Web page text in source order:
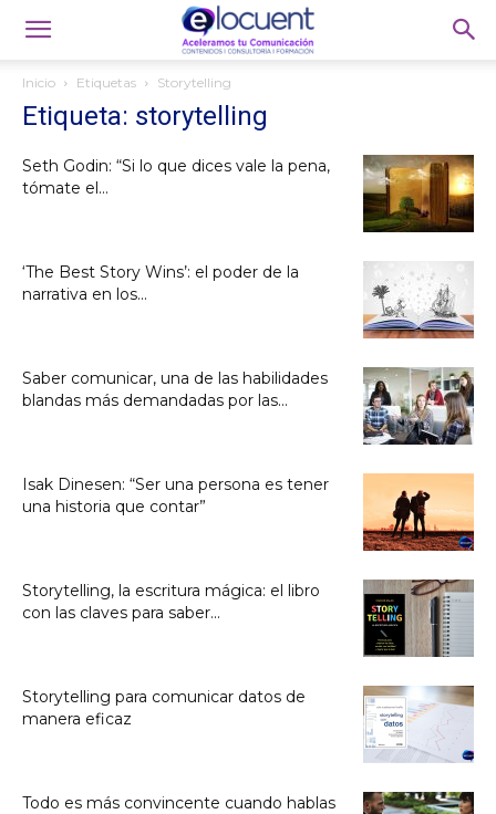
Inicio Etiquetas Storytelling
Etiqueta: storytelling
Seth Godin: “Si lo que dices vale la pena,
tómate el...
‘The Best Story Wins’: el poder de la
narrativa en los...
Saber comunicar, una de las habilidades
blandas más demandadas por las...
Isak Dinesen: “Ser una persona es tener
una historia que contar”
Storytelling, la escritura mágica: el libro
con las claves para saber...
Storytelling para comunicar datos de
manera eficaz
Todo es más convincente cuando hablas